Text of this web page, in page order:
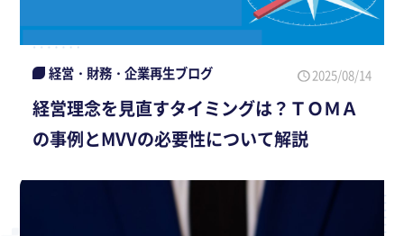
経営・財務・企業再生ブログ 2025/08/14
経営理念を見直すタイミングは？ＴＯＭＡ
の事例とMVVの必要性について解説